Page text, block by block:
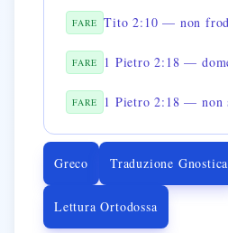
FARE
FARE
FARE
Greco Traduzione Gnostica
Lettura Ortodossa